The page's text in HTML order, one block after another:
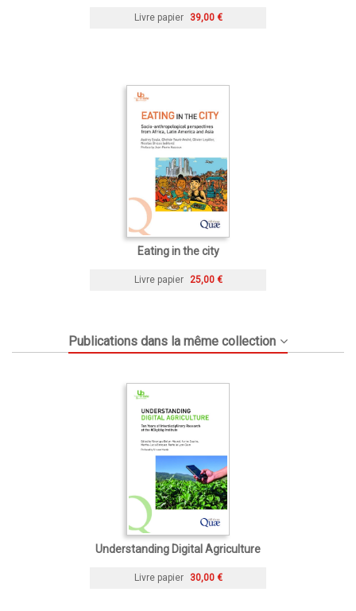
Livre papier 39,00 €
Eating in the city
Livre papier 25,00 €
Publications dans la même collection
Understanding Digital Agriculture
Livre papier 30,00 €